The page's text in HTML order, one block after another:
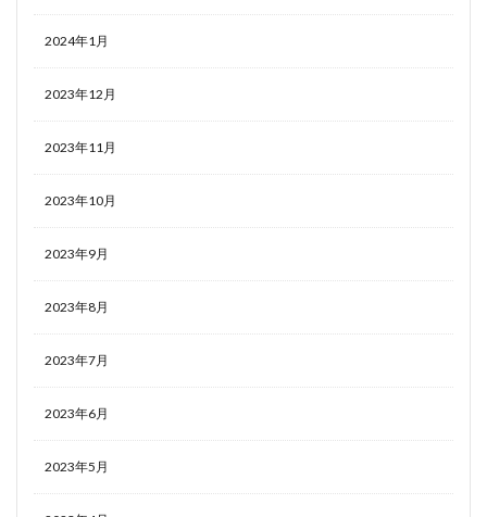
2024年1月
2023年12月
2023年11月
2023年10月
2023年9月
2023年8月
2023年7月
2023年6月
2023年5月